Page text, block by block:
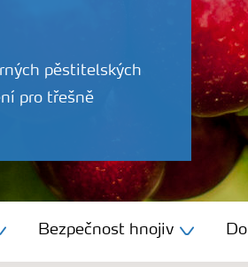
pěstitelských
pro třešně
Bezpečnost hnojiv